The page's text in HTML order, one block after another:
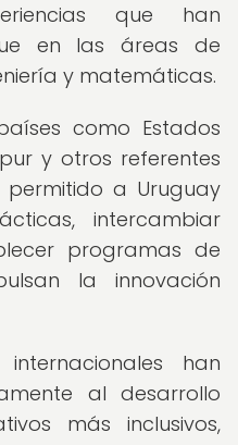
que han
en las áreas de
y matemáticas.
como Estados
y otros referentes
permitido a Uruguay
intercambiar
programas de
la innovación
han
al desarrollo
más inclusivos,